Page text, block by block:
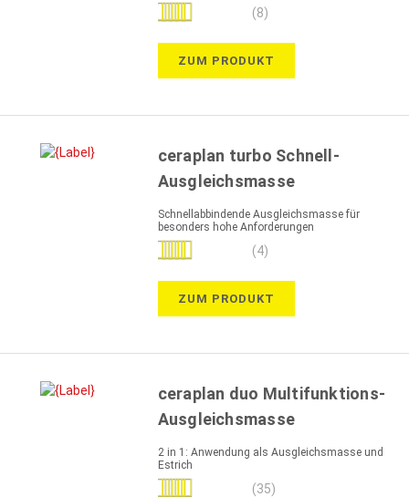
Bewertung:
(8)
ZUM PRODUKT
ceraplan turbo Schnell-
Ausgleichsmasse
Schnellabbindende Ausgleichsmasse für
besonders hohe Anforderungen
Bewertung:
(4)
ZUM PRODUKT
ceraplan duo Multifunktions-
Ausgleichsmasse
2 in 1: Anwendung als Ausgleichsmasse und
Estrich
Bewertung:
(35)